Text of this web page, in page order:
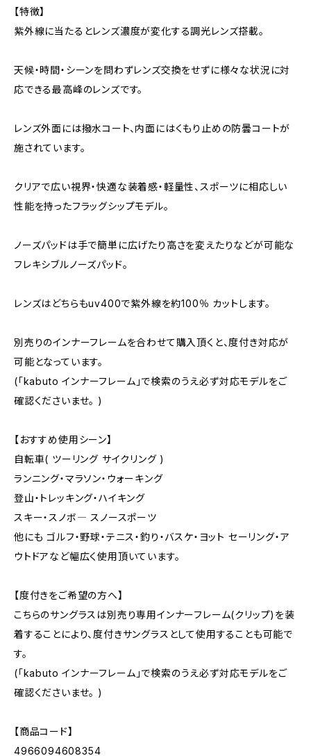
【特徴】
紫外線に当たるとレンズ濃度が変化する調光レンズ搭載。
天候・時間・シーンを問わずレンズ交換をせずに様々な状況に対
応できる最高峰のレンズです。
レンズ外面には撥水コート、内面にはくもり止めの防曇コートが
施されています。
クリアで広い視界・快適な装着感・軽量性、スポーツに相応しい
性能を持ったフラッグシップモデル。
ノーズパッドは手で簡単に広げたり高さを変えたりなどが可能な
フレキシブルノーズパッド。
レンズはどちらもuv400で紫外線を約100％ カットします。
別売りのインナーフレームを合わせて購入頂くと、度付き対応が
可能となっています。
(「kabuto インナーフレーム」で検索のうえ必ず対応モデルをご
確認くださいませ。 )
【おすすめ使用シーン】
自転車( ツーリング サイクリング )
ランニング・マラソン・ウォーキング
登山・トレッキング・ハイキング
スキー・スノボ― スノースポーツ
他にも ゴルフ・野球・テニス・釣り・バスケ・ヨット セーリング・ア
ウトドアなど幅広く使用頂いています。
【度付きをご希望の方へ】
こちらのサングラスは別売り専用インナーフレーム(クリップ)を装
着することにより、度付きサングラスとして使用することも可能で
す。
(「kabuto インナーフレーム」で検索のうえ必ず対応モデルをご
確認くださいませ。 )
【商品コード】
4966094608354